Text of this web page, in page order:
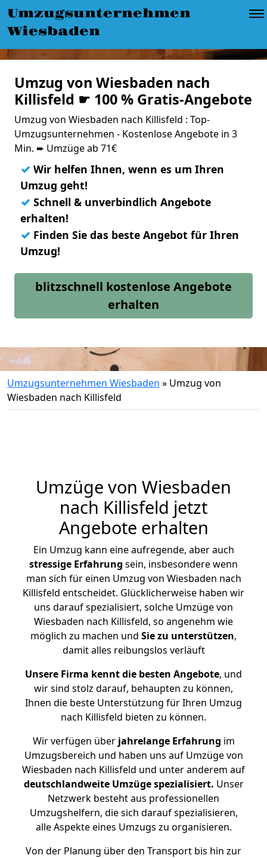
Umzugsunternehmen
Wiesbaden
Umzug von Wiesbaden nach
Killisfeld ☛ 100 % Gratis-Angebote
Umzug von Wiesbaden nach Killisfeld : Top-
Umzugsunternehmen - Kostenlose Angebote in 3
Min. ➨ Umzüge ab 71€
✓ Wir helfen Ihnen, wenn es um Ihren
Umzug geht!
✓ Schnell & unverbindlich Angebote
erhalten!
✓ Finden Sie das beste Angebot für Ihren
Umzug!
blitzschnell kostenlose Angebote
erhalten
Umzugsunternehmen Wiesbaden » Umzug von
Wiesbaden nach Killisfeld
Umzüge von Wiesbaden
nach Killisfeld jetzt
Angebote erhalten
Ein Umzug kann eine aufregende, aber auch
stressige Erfahrung sein, insbesondere wenn
man sich für einen Umzug von Wiesbaden nach
Killisfeld entscheidet. Glücklicherweise haben wir
uns darauf spezialisiert, solche Umzüge von
Wiesbaden nach Killisfeld, so angenehm wie
möglich zu machen und Sie zu unterstützen,
damit alles reibungslos verläuft
Unsere Firma kennt die besten Angebote, und
wir sind stolz darauf, behaupten zu können,
Ihnen die beste Unterstützung für Ihren Umzug
nach Killisfeld bieten zu können.
Wir verfügen überjahrelange Erfahrung im
Umzugsbereich und haben uns auf Umzüge von
Wiesbaden nach Killisfeld und unter anderem auf
deutschlandweite Umzüge spezialisiert. Unser
Netzwerk besteht aus professionellen
Umzugshelfern, die sich darauf spezialisieren,
alle Aspekte eines Umzugs zu organisieren.
Von der Planung über den Transport bis hin zur